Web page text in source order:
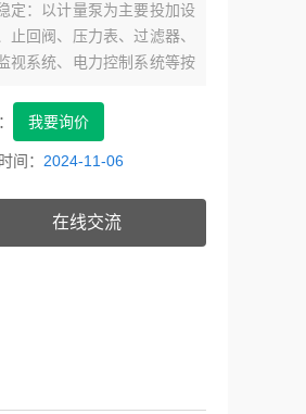
定：以计量泵为主要投加设
回阀、压力表、过滤器、
视系统、电力控制系统等按
可组合成一个整体。
我要询价
间： 2024-11-06
在线交流